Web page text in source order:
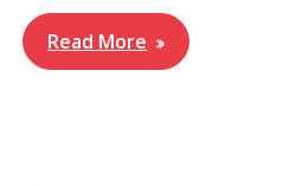
Read More